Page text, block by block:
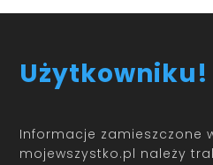
Użytkowniku!
Informacje zamieszczone
mojewszystko.pl należy